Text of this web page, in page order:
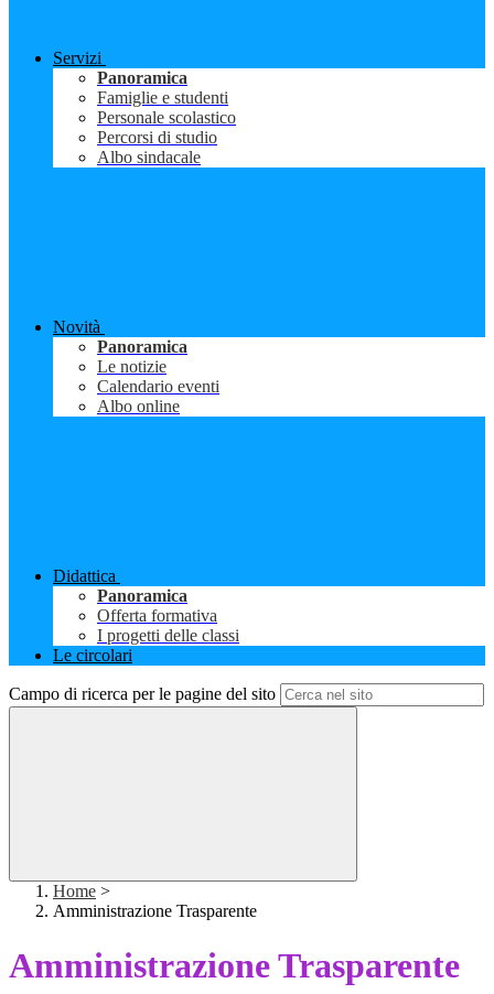
Servizi
Panoramica
Famiglie e studenti
Personale scolastico
Percorsi di studio
Albo sindacale
Novità
Panoramica
Le notizie
Calendario eventi
Albo online
Didattica
Panoramica
Offerta formativa
I progetti delle classi
Le circolari
Campo di ricerca per le pagine del sito
Home >
Amministrazione Trasparente
Amministrazione Trasparente